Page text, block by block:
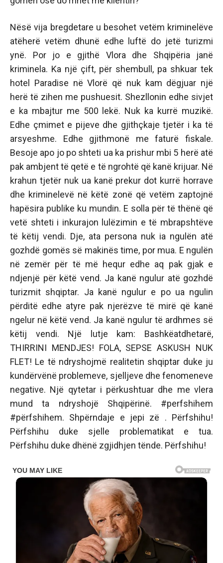
Nësë vija bregdetare u besohet vetëm kriminelëve
atëherë vetëm dhunë edhe luftë do jetë turizmi
ynë. Por jo e gjithë Vlora dhe Shqipëria janë
kriminela. Ka një çift, për shembull, pa shkuar tek
hotel Paradise në Vlorë që nuk kam dëgjuar një
herë të zihen me pushuesit. Shezllonin edhe sivjet
e ka mbajtur me 500 lekë. Nuk ka kurrë muzikë.
Edhe çmimet e pijeve dhe gjithçkaje tjetër i ka të
arsyeshme. Edhe gjithmonë me faturë fiskale.
Besoje apo jo po shteti ua ka prishur mbi 5 herë atë
pak ambjent të qetë e të ngrohtë që kanë krijuar. Në
krahun tjetër nuk ua kanë prekur dot kurrë horrave
dhe kriminelevë në këtë zonë që vetëm zaptojnë
hapësira publike ku mundin. E solla për të thënë që
vetë shteti i inkurajon lulëzimin e të mbrapshtëve
të këtij vendi. Dje, ata persona nuk ia ngulën atë
gozhdë gomës së makinës time, por mua. E ngulën
në zemër për të më hequr edhe aq pak gjak e
ndjenjë për këtë vend. Ja kanë ngulur atë gozhdë
turizmit shqiptar. Ja kanë ngulur e po ua ngulin
përditë edhe atyre pak njerëzve të mirë që kanë
ngelur në këtë vend. Ja kanë ngulur të ardhmes së
këtij vendi. Një lutje kam: Bashkëatdhetarë,
THIRRINI MENDJES! FOLA, SEPSE ASKUSH NUK
FLET! Le të ndryshojmë realitetin shqiptar duke ju
kundërvënë problemeve, sjelljeve dhe fenomeneve
negative. Një qytetar i përkushtuar dhe me vlera
mund ta ndryshojë Shqipërinë. #perfshihem
#përfshihem. Shpërndaje e jepi zë . Përfshihu!
Përfshihu duke sjelle problematikat e tua.
Përfshihu duke dhënë zgjidhjen tënde. Përfshihu!